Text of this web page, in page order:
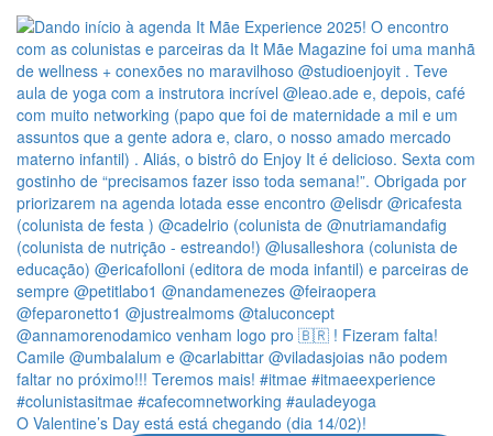
O Valentine’s Day está está chegando (dia 14/02)!